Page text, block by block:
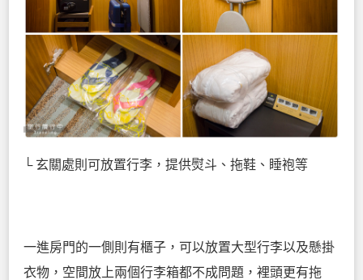
└ 玄關處則可放置行李，提供熨斗、拖鞋、睡袍等
一進房門的一側則有櫃子，可以放置大型行李以及懸掛
衣物，空間放上兩個行李箱都不成問題，裡頭更有拖